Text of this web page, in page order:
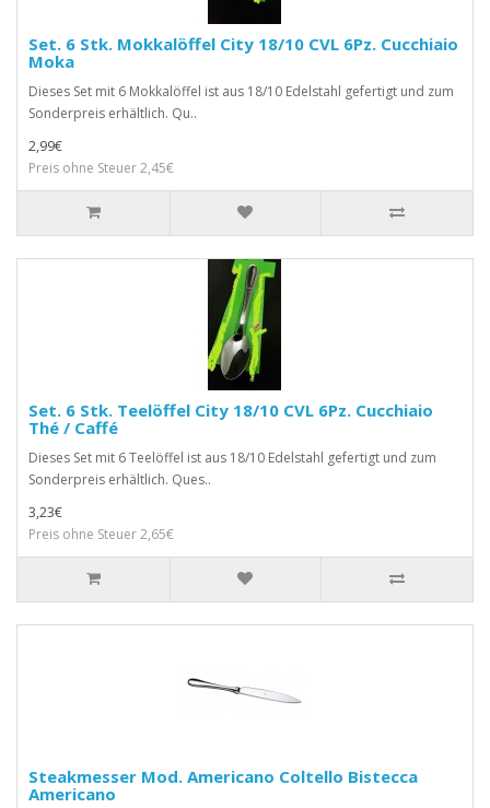
Set. 6 Stk. Mokkalöffel City 18/10 CVL 6Pz. Cucchiaio
Moka
Dieses Set mit 6 Mokkalöffel ist aus 18/10 Edelstahl gefertigt und zum
Sonderpreis erhältlich. Qu..
2,99€
Preis ohne Steuer 2,45€
Set. 6 Stk. Teelöffel City 18/10 CVL 6Pz. Cucchiaio
Thé / Caffé
Dieses Set mit 6 Teelöffel ist aus 18/10 Edelstahl gefertigt und zum
Sonderpreis erhältlich. Ques..
3,23€
Preis ohne Steuer 2,65€
Steakmesser Mod. Americano Coltello Bistecca
Americano